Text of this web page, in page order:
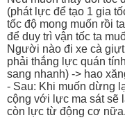
(phát lực để tạo 1 gia
tốc độ mong muốn rồi
để duy trì vận tốc ta
Người nào đi xe cà
phải thắng lực quán
sang nhanh) -> hao
- Sau: Khi muốn dừng
cộng với lực ma sát sẽ
còn lực từ động cơ nữa.